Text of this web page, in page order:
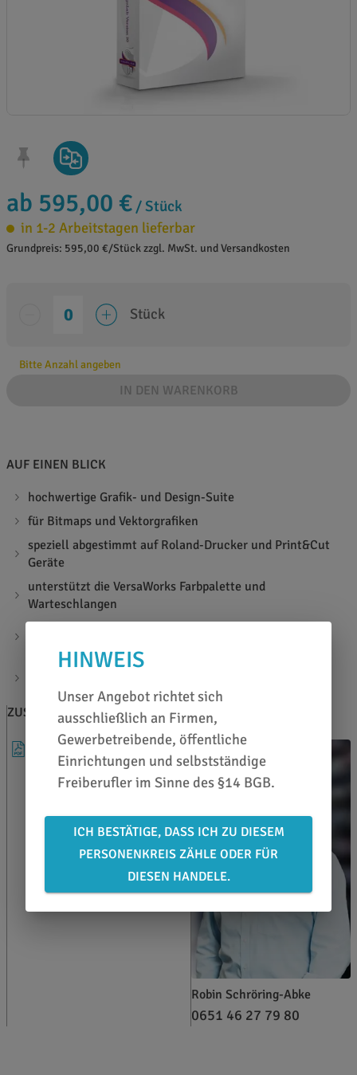
ab 595,00 € / Stück
in 1-2 Arbeitstagen lieferbar
Grundpreis: 595,00 €/Stück zzgl. MwSt. und Versandkosten
Stück
Bitte Anzahl angeben
IN DEN WARENKORB
AUF EINEN BLICK
hochwertige Grafik- und Design-Suite
für Bitmaps und Vektorgrafiken
speziell abgestimmt auf Roland-Drucker und Print&Cut
Geräte
unterstützt die VersaWorks Farbpalette und
Warteschlangen
Funktionen für Layout und Produktion von
Großformatdrucken, Schildern und Folienschnitten
ZUSATZINFOS
BROSCHÜRE
BERATEN LASSEN
Robin Schröring-Abke
0651 46 27 79 80
HINWEIS
Unser Angebot richtet sich
ausschließlich an Firmen,
Gewerbetreibende, öffentliche
Einrichtungen und selbstständige
Freiberufler im Sinne des §14 BGB.
ICH BESTÄTIGE, DASS ICH ZU DIESEM
PERSONENKREIS ZÄHLE ODER FÜR
DIESEN HANDELE.